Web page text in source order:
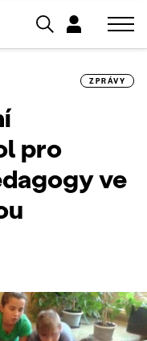
ZPRÁVY
pro
ve